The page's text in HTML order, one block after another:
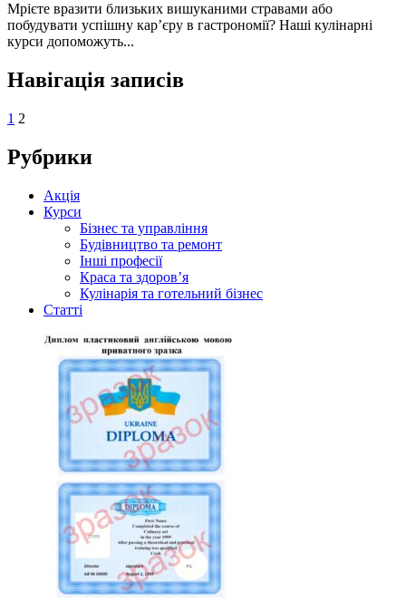
Мрієте вразити близьких вишуканими стравами або
побудувати успішну кар’єру в гастрономії? Наші кулінарні
курси допоможуть...
Навігація записів
1 2
Рубрики
Акція
Курси
Бізнес та управління
Будівництво та ремонт
Інші професії
Краса та здоров’я
Кулінарія та готельний бізнес
Статті